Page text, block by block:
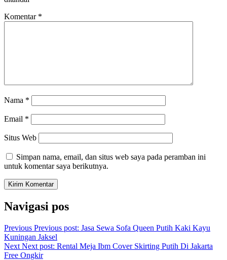
Komentar *
Nama *
Email *
Situs Web
Simpan nama, email, dan situs web saya pada peramban ini
untuk komentar saya berikutnya.
Navigasi pos
Previous Previous post: Jasa Sewa Sofa Queen Putih Kaki Kayu
Kuningan Jaksel
Next Next post: Rental Meja Ibm Cover Skirting Putih Di Jakarta
Free Ongkir